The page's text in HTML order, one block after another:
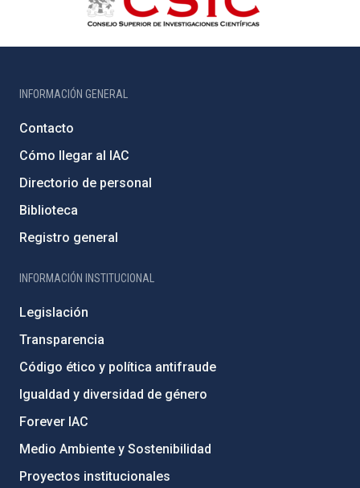
INFORMACIÓN GENERAL
Contacto
Cómo llegar al IAC
Directorio de personal
Biblioteca
Registro general
INFORMACIÓN INSTITUCIONAL
Legislación
Transparencia
Código ético y política antifraude
Igualdad y diversidad de género
Forever IAC
Medio Ambiente y Sostenibilidad
Proyectos institucionales